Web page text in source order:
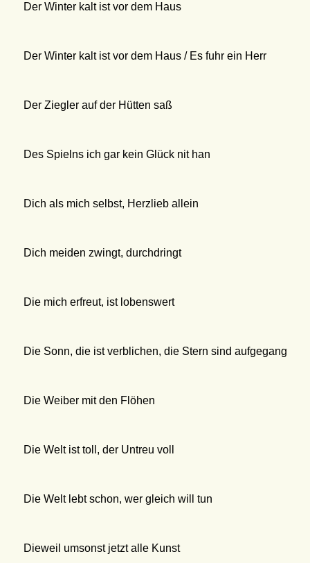
Der Winter kalt ist vor dem Haus
Der Winter kalt ist vor dem Haus / Es fuhr ein Herr
Der Ziegler auf der Hütten saß
Des Spielns ich gar kein Glück nit han
Dich als mich selbst, Herzlieb allein
Dich meiden zwingt, durchdringt
Die mich erfreut, ist lobenswert
Die Sonn, die ist verblichen, die Stern sind aufgegang
Die Weiber mit den Flöhen
Die Welt ist toll, der Untreu voll
Die Welt lebt schon, wer gleich will tun
Dieweil umsonst jetzt alle Kunst